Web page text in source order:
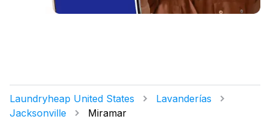
Laundryheap United States
Lavanderías
Jacksonville
Miramar